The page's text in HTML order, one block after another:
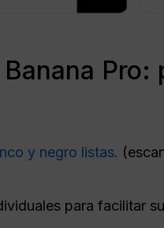
Pro:
y negro listas.
para facilitar